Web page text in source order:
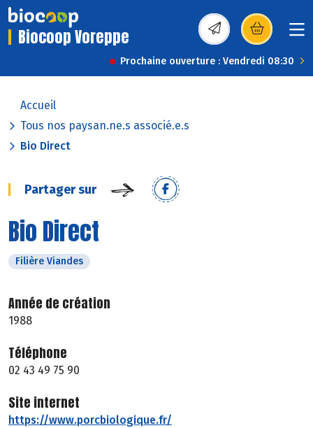
Biocoop Voreppe (s’ouvre dans une
Prochaine ouverture : Vendredi 08:30
Accueil
Tous nos paysan.ne.s associé.e.s
Bio Direct
Partager sur
Bio Direct
Filière Viandes
Année de création
1988
Téléphone
02 43 49 75 90
Site internet
https://www.porcbiologique.fr/